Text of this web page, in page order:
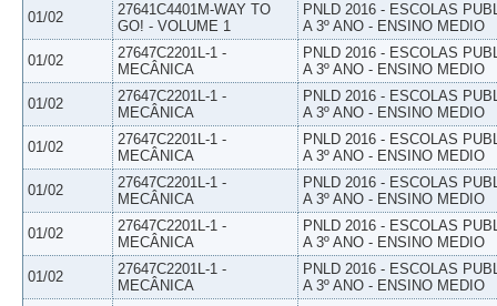
01/02
27641C4401M-WAY TO
GO! - VOLUME 1
PNLD 2016 - ESCOLAS
A 3º ANO - ENSINO MEDIO
01/02
27647C2201L-1 -
MECÂNICA
PNLD 2016 - ESCOLAS
A 3º ANO - ENSINO MEDIO
01/02
27647C2201L-1 -
MECÂNICA
PNLD 2016 - ESCOLAS
A 3º ANO - ENSINO MEDIO
01/02
27647C2201L-1 -
MECÂNICA
PNLD 2016 - ESCOLAS
A 3º ANO - ENSINO MEDIO
01/02
27647C2201L-1 -
MECÂNICA
PNLD 2016 - ESCOLAS
A 3º ANO - ENSINO MEDIO
01/02
27647C2201L-1 -
MECÂNICA
PNLD 2016 - ESCOLAS
A 3º ANO - ENSINO MEDIO
01/02
27647C2201L-1 -
MECÂNICA
PNLD 2016 - ESCOLAS
A 3º ANO - ENSINO MEDIO